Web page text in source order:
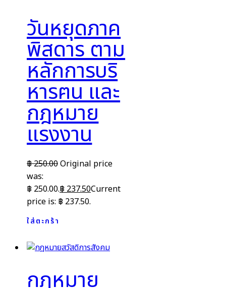
วันหยุดภาค
พิสดาร ตาม
หลักการบริ
หารฅน และ
กฎหมาย
แรงงาน
฿250.00Original price
was:
฿ 250.00.฿ 237.50Current
price is: ฿ 237.50.
ใส่ตะกร้า
กฎหมาย